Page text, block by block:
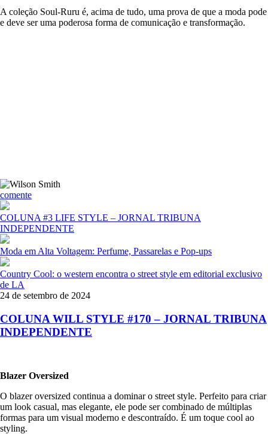
A coleção Soul-Ruru é, acima de tudo, uma prova de que a moda pode
e deve ser uma poderosa forma de comunicação e transformação.
comente
COLUNA #3 LIFE STYLE – JORNAL TRIBUNA
INDEPENDENTE
Moda em Alta Voltagem: Perfume, Passarelas e Pop-ups
Country Cool: o western encontra o street style em editorial exclusivo
de LA
24 de setembro de 2024
COLUNA WILL STYLE #170 – JORNAL TRIBUNA
INDEPENDENTE
Blazer Oversized
O blazer oversized continua a dominar o street style. Perfeito para criar
um look casual, mas elegante, ele pode ser combinado de múltiplas
formas para um visual moderno e descontraído. É um toque cool ao
styling.